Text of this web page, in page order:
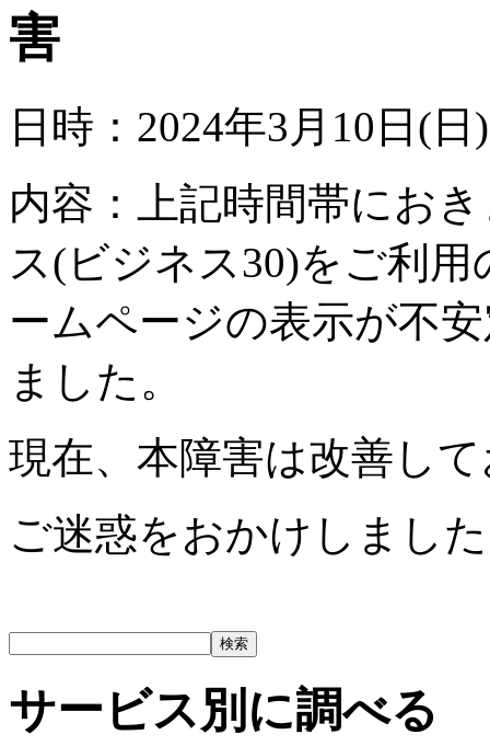
害
日時：2024年3月10日(
内容：上記時間帯にお
ス(ビジネス30)をご利
ームページの表示が不
ました。
現在、本障害は改善し
ご迷惑をおかけしまし
サービス別に調べる